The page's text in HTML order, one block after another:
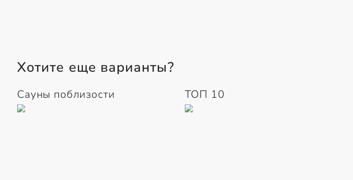
Хотите еще варианты?
Сауны поблизости ТОП 10